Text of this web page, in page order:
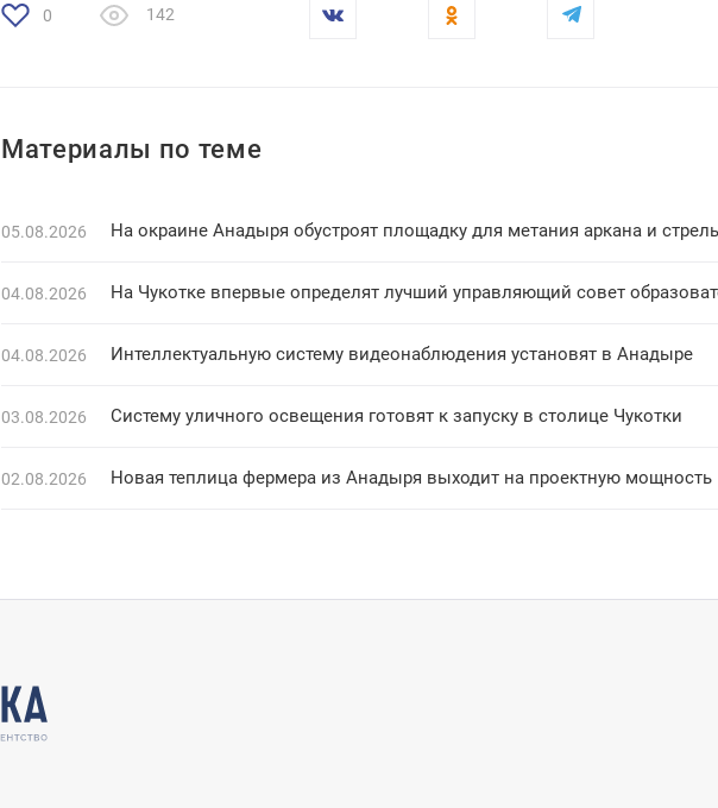
0 142
Материалы по теме
05.08.2026 На окраине Анадыря обустроят площадку для метания аркана и
04.08.2026 На Чукотке впервые определят лучший управляющий совет
04.08.2026 Интеллектуальную систему видеонаблюдения установят в Анадыре
03.08.2026 Систему уличного освещения готовят к запуску в столице Чукотки
02.08.2026 Новая теплица фермера из Анадыря выходит на проектную мощность